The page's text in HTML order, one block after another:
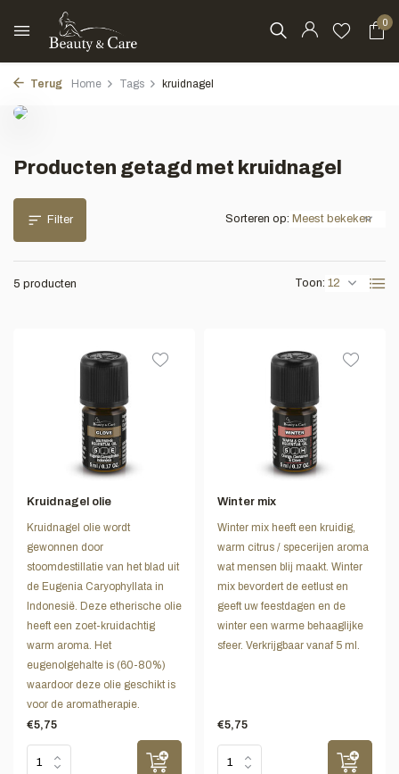
0
Terug Home Tags kruidnagel
Producten getagd met kruidnagel
Filter
5 producten Toon:
Sorteren op:
Kruidnagel olie
Kruidnagel olie wordt
gewonnen door
stoomdestillatie van het blad uit
de Eugenia Caryophyllata in
Indonesië. Deze etherische olie
heeft een zoet-kruidachtig
warm aroma. Het
eugenolgehalte is (60-80%)
waardoor deze olie geschikt is
voor de aromatherapie.
€5,75
Winter mix
Winter mix heeft een kruidig,
warm citrus / specerijen aroma
wat mensen blij maakt. Winter
mix bevordert de eetlust en
geeft uw feestdagen en de
winter een warme behaaglijke
sfeer. Verkrijgbaar vanaf 5 ml.
€5,75